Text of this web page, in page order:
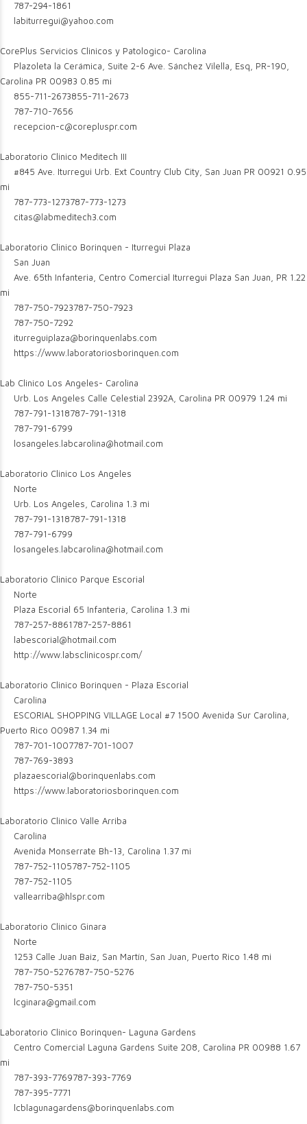
787-294-1861
labiturregui@yahoo.com
CorePlus Servicios Clinicos y Patologico- Carolina
Plazoleta la Cerámica, Suite 2-6 Ave. Sánchez Vilella, Esq, PR-190,
Carolina PR 00983 0.85 mi
855-711-2673855-711-2673
787-710-7656
recepcion-c@corepluspr.com
Laboratorio Clinico Meditech III
#845 Ave. Iturregui Urb. Ext Country Club City, San Juan PR 00921 0.95
mi
787-773-1273787-773-1273
citas@labmeditech3.com
Laboratorio Clinico Borinquen - Iturregui Plaza
San Juan
Ave. 65th Infanteria, Centro Comercial Iturregui Plaza San Juan, PR 1.22
mi
787-750-7923787-750-7923
787-750-7292
iturreguiplaza@borinquenlabs.com
https://www.laboratoriosborinquen.com
Lab Clinico Los Angeles- Carolina
Urb. Los Angeles Calle Celestial 2392A, Carolina PR 00979 1.24 mi
787-791-1318787-791-1318
787-791-6799
losangeles.labcarolina@hotmail.com
Laboratorio Clinico Los Angeles
Norte
Urb. Los Angeles, Carolina 1.3 mi
787-791-1318787-791-1318
787-791-6799
losangeles.labcarolina@hotmail.com
Laboratorio Clinico Parque Escorial
Norte
Plaza Escorial 65 Infanteria, Carolina 1.3 mi
787-257-8861787-257-8861
labescorial@hotmail.com
http://www.labsclinicospr.com/
Laboratorio Clinico Borinquen - Plaza Escorial
Carolina
ESCORIAL SHOPPING VILLAGE Local #7 1500 Avenida Sur Carolina,
Puerto Rico 00987 1.34 mi
787-701-1007787-701-1007
787-769-3893
plazaescorial@borinquenlabs.com
https://www.laboratoriosborinquen.com
Laboratorio Clinico Valle Arriba
Carolina
Avenida Monserrate Bh-13, Carolina 1.37 mi
787-752-1105787-752-1105
787-752-1105
vallearriba@hlspr.com
Laboratorio Clinico Ginara
Norte
1253 Calle Juan Baiz, San Martín, San Juan, Puerto Rico 1.48 mi
787-750-5276787-750-5276
787-750-5351
lcginara@gmail.com
Laboratorio Clinico Borinquen- Laguna Gardens
Centro Comercial Laguna Gardens Suite 208, Carolina PR 00988 1.67
mi
787-393-7769787-393-7769
787-395-7771
lcblagunagardens@borinquenlabs.com